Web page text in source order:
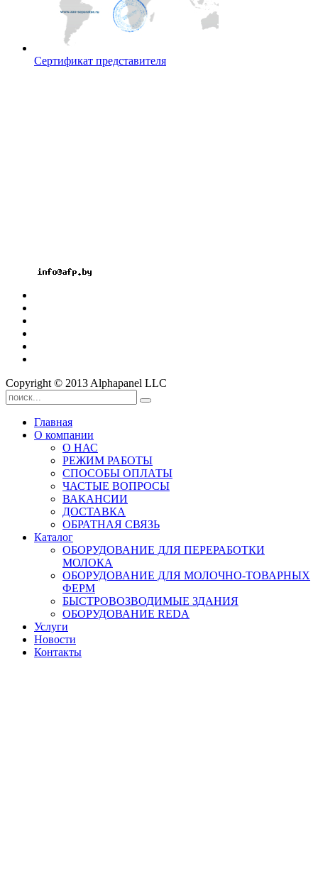
Сертификат представителя
Copyright © 2013 Alphapanel LLC
Главная
О компании
О НАС
РЕЖИМ РАБОТЫ
СПОСОБЫ ОПЛАТЫ
ЧАСТЫЕ ВОПРОСЫ
ВАКАНСИИ
ДОСТАВКА
ОБРАТНАЯ СВЯЗЬ
Каталог
ОБОРУДОВАНИЕ ДЛЯ ПЕРЕРАБОТКИ
МОЛОКА
ОБОРУДОВАНИЕ ДЛЯ МОЛОЧНО-ТОВАРНЫХ
ФЕРМ
БЫСТРОВОЗВОДИМЫЕ ЗДАНИЯ
ОБОРУДОВАНИЕ REDA
Услуги
Новости
Контакты